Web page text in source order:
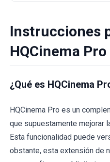
Instrucciones
HQCinema Pro
¿Qué es HQCinema
HQCinema Pro es un
que supuestamente mejorar
Esta funcionalidad puede
obstante, esta extensión de